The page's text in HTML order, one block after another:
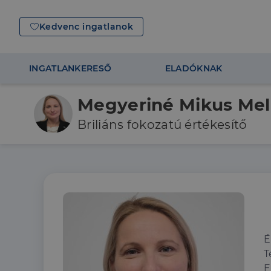
Kedvenc ingatlanok
INGATLANKERESŐ ELADÓKNAK
Megyeriné Mikus
Briliáns fokozatú értékesítő